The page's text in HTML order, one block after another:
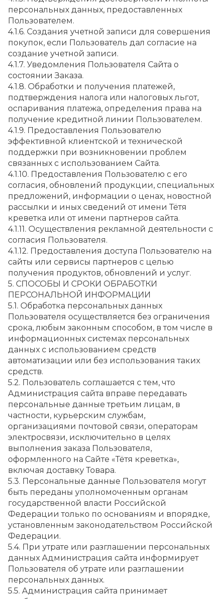
персональных данных, предоставленных
Пользователем.
4.1.6. Создания учетной записи для совершения
покупок, если Пользователь дал согласие на
создание учетной записи.
4.1.7. Уведомления Пользователя Сайта о
состоянии Заказа.
4.1.8. Обработки и получения платежей,
подтверждения налога или налоговых льгот,
оспаривания платежа, определения права на
получение кредитной линии Пользователем.
4.1.9. Предоставления Пользователю
эффективной клиентской и технической
поддержки при возникновении проблем
связанных с использованием Сайта.
4.1.10. Предоставления Пользователю с его
согласия, обновлений продукции, специальных
предложений, информации о ценах, новостной
рассылки и иных сведений от имени Тётя
креветка или от имени партнеров сайта.
4.1.11. Осуществления рекламной деятельности с
согласия Пользователя.
4.1.12. Предоставления доступа Пользователю на
сайты или сервисы партнеров с целью
получения продуктов, обновлений и услуг.
5. СПОСОБЫ И СРОКИ ОБРАБОТКИ
ПЕРСОНАЛЬНОЙ ИНФОРМАЦИИ
5.1. Обработка персональных данных
Пользователя осуществляется без ограничения
срока, любым законным способом, в том числе в
информационных системах персональных
данных с использованием средств
автоматизации или без использования таких
средств.
5.2. Пользователь соглашается с тем, что
Администрация сайта вправе передавать
персональные данные третьим лицам, в
частности, курьерским службам,
организациями почтовой связи, операторам
электросвязи, исключительно в целях
выполнения заказа Пользователя,
оформленного на Сайте «Тётя креветка»,
включая доставку Товара.
5.3. Персональные данные Пользователя могут
быть переданы уполномоченным органам
государственной власти Российской
Федерации только по основаниям и впорядке,
установленным законодательством Российской
Федерации.
5.4. При утрате или разглашении персональных
данных Администрация сайта информирует
Пользователя об утрате или разглашении
персональных данных.
5.5. Администрация сайта принимает